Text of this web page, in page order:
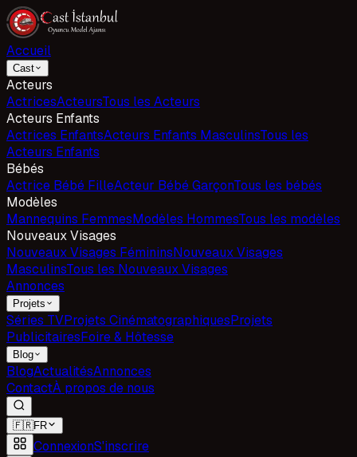
Accueil
Cast
Acteurs
ActricesActeursTous les Acteurs
Acteurs Enfants
Actrices EnfantsActeurs Enfants MasculinsTous les
Acteurs Enfants
Bébés
Actrice Bébé FilleActeur Bébé GarçonTous les bébés
Modèles
Mannequins FemmesModèles HommesTous les modèles
Nouveaux Visages
Nouveaux Visages FémininsNouveaux Visages
MasculinsTous les Nouveaux Visages
Annonces
Projets
Séries TVProjets CinématographiquesProjets
PublicitairesFoire & Hôtesse
Blog
BlogActualitésAnnonces
ContactÀ propos de nous
🇫🇷FR
ConnexionS'inscrire